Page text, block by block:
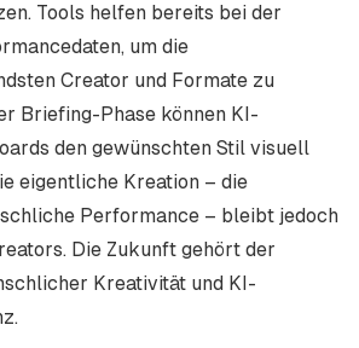
Tools helfen bereits bei der
um die
Creator und Formate zu
Briefing-Phase können KI-
den gewünschten Stil visuell
eigentliche Kreation – die
Performance – bleibt jedoch
Die Zukunft gehört der
Kreativität und KI-